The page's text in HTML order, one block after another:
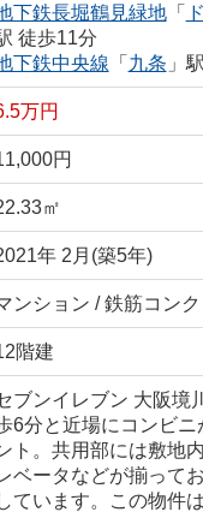
下鉄長堀鶴見緑地「
徒歩11分
下鉄中央線 「 九条 」
万円
円
㎡
年 2月(築5年)
ンション / 鉄筋コンク
階建
ブンイレブン 大阪境
6分と近場にコンビニ
ト。共用部には敷地
ベータなどが揃って
ています。この物件